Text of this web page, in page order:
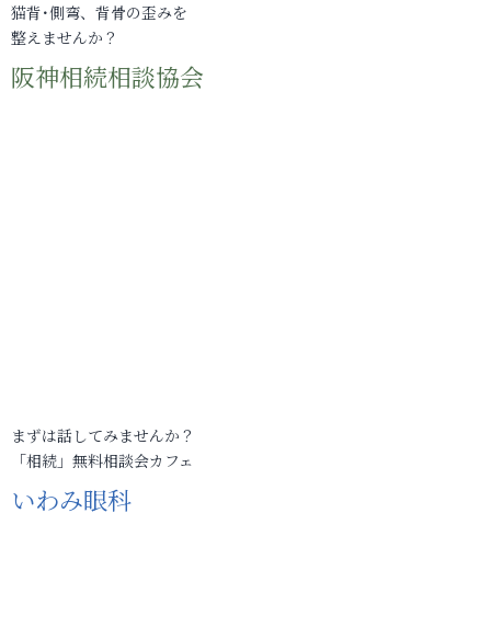
猫背･側弯、背骨の歪みを
整えませんか？
阪神相続相談協会
まずは話してみませんか？
「相続」無料相談会カフェ
いわみ眼科